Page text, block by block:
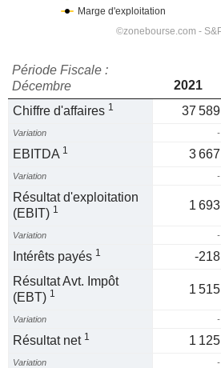
Période Fiscale :
Décembre
2021
Chiffre d'affaires 1 37 589
Variation -
EBITDA 1 3 667
Variation -
Résultat d'exploitation
(EBIT) 1 1 693
Variation -
Intérêts payés 1 -218
Résultat Avt. Impôt
(EBT) 1 1 515
Variation -
Résultat net 1 1 125
Variation -